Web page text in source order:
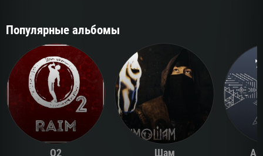
Популярные альбомы
O2 Шам